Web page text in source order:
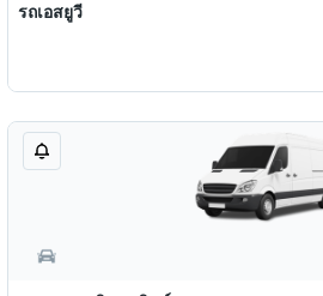
รถเอสยูวี